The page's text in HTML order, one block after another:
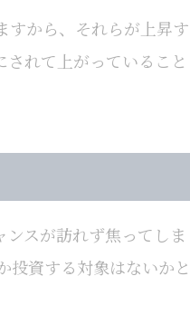
すから、それらが上昇す
れて上がっていること
スが訪れず焦ってしま
投資する対象はないかと